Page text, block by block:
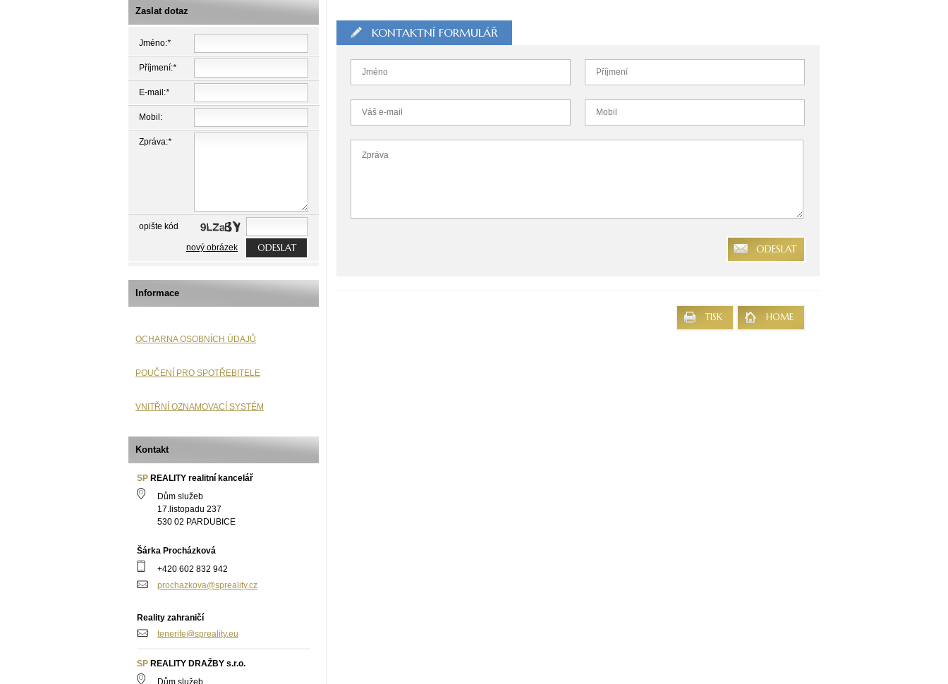
Zaslat dotaz
Jméno:*
Příjmení:*
E-mail:*
Mobil:
Zpráva:*
opište kód
nový obrázek ODESLAT
Informace
OCHARNA OSOBNÍCH ÚDAJŮ
POUČENÍ PRO SPOTŘEBITELE
VNITŘNÍ OZNAMOVACÍ SYSTÉM
Kontakt
SP REALITY realitní kancelář
Dům služeb
17.listopadu 237
530 02 PARDUBICE
Šárka Procházková
+420 602 832 942
prochazkova@spreality.cz
Reality zahraničí
tenerife@spreality.eu
SP REALITY DRAŽBY s.r.o.
Dům služeb
KONTAKTNÍ FORMULÁŘ
ODESLAT
TISK HOME